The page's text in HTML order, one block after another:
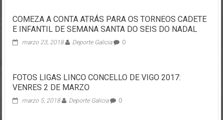
COMEZA A CONTA ATRÁS PARA OS TORNEOS CADETE
E INFANTIL DE SEMANA SANTA DO SEIS DO NADAL
marzo 23, 2018 Deporte Galicia 0
FOTOS LIGAS LINCO CONCELLO DE VIGO 2017:
VENRES 2 DE MARZO
marzo 5, 2018 Deporte Galicia 0